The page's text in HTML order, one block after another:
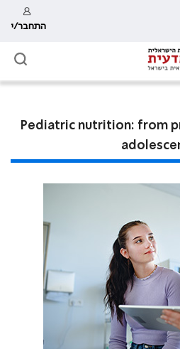
התחבר/י
Pediatric nutrition: from